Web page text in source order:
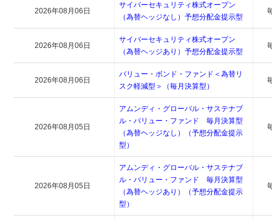
2026年08月06日
サイバーセキュリティ株式オープン
（為替ヘッジなし）予想分配金提示型
2026年08月06日
サイバーセキュリティ株式オープン
（為替ヘッジあり）予想分配金提示型
2026年08月06日
バリュー・ボンド・ファンド＜為替リ
スク軽減型＞（毎月決算型）
2026年08月05日
アムンディ・グローバル・サステナブ
ル・バリュー・ファンド 毎月決算型
（為替ヘッジなし）（予想分配金提示
型）
2026年08月05日
アムンディ・グローバル・サステナブ
ル・バリュー・ファンド 毎月決算型
（為替ヘッジあり）（予想分配金提示
型）